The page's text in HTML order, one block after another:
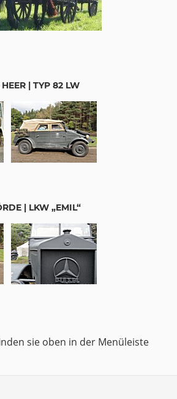
| TYP 82 LW
| LKW „EMIL“
sie oben in der Menüleiste